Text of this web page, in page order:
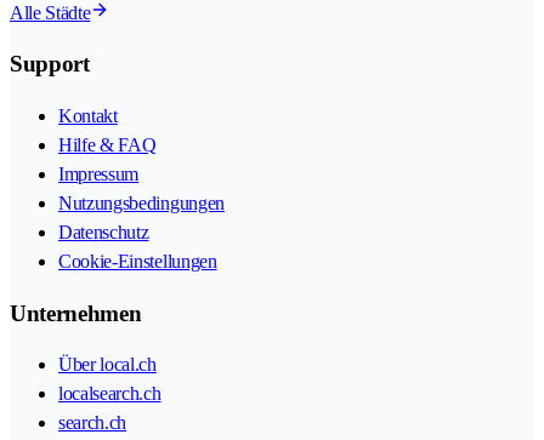
Alle Städte
Support
Kontakt
Hilfe & FAQ
Impressum
Nutzungsbedingungen
Datenschutz
Cookie-Einstellungen
Unternehmen
Über local.ch
localsearch.ch
search.ch